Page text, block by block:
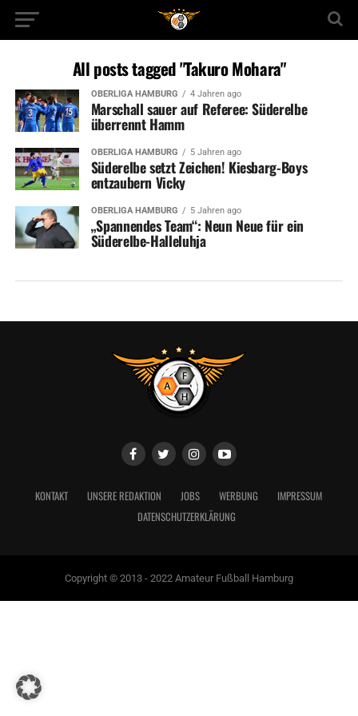
All posts tagged "Takuro Mohara"
OBERLIGA HAMBURG 4 Jahren ago
Marschall sauer auf Referee: Süderelbe
überrennt Hamm
OBERLIGA HAMBURG 5 Jahren ago
Süderelbe setzt Zeichen! Kiesbarg-Boys
entzaubern Vicky
OBERLIGA HAMBURG 5 Jahren ago
„Spannendes Team“: Neun Neue für ein
Süderelbe-Halleluhja
KONTAKT UNSERE REDAKTION JOBS WERBUNG
IMPRESSUM
DATENSCHUTZERKLÄRUNG
Copyright © 2013 - 2022 Amateur Fußball Hamburg